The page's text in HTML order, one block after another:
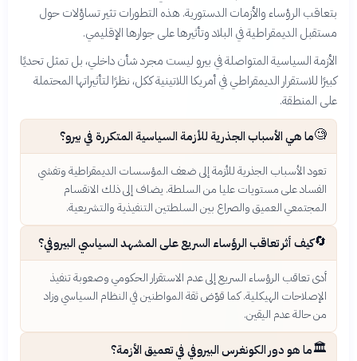
بتعاقب الرؤساء والأزمات الدستورية. هذه التطورات تثير تساؤلات حول
مستقبل الديمقراطية في البلاد وتأثيرها على جوارها الإقليمي.
الأزمة السياسية المتواصلة في بيرو ليست مجرد شأن داخلي، بل تمثل تحديًا
كبيرًا للاستقرار الديمقراطي في أمريكا اللاتينية ككل، نظرًا لتأثيراتها المحتملة
على المنطقة.
🧐ما هي الأسباب الجذرية للأزمة السياسية المتكررة في بيرو؟
تعود الأسباب الجذرية للأزمة إلى ضعف المؤسسات الديمقراطية وتفشي
الفساد على مستويات عليا من السلطة. يضاف إلى ذلك الانقسام
المجتمعي العميق والصراع بين السلطتين التنفيذية والتشريعية.
🔄كيف أثر تعاقب الرؤساء السريع على المشهد السياسي البيروفي؟
أدى تعاقب الرؤساء السريع إلى عدم الاستقرار الحكومي وصعوبة تنفيذ
الإصلاحات الهيكلية. كما قوّض ثقة المواطنين في النظام السياسي وزاد
من حالة عدم اليقين.
🏛️ما هو دور الكونغرس البيروفي في تعميق الأزمة؟